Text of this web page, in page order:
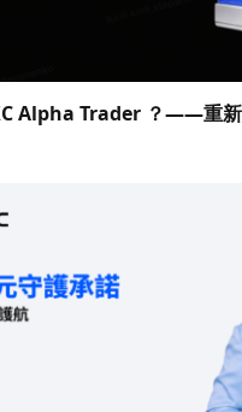
Alpha Trader ？——重新